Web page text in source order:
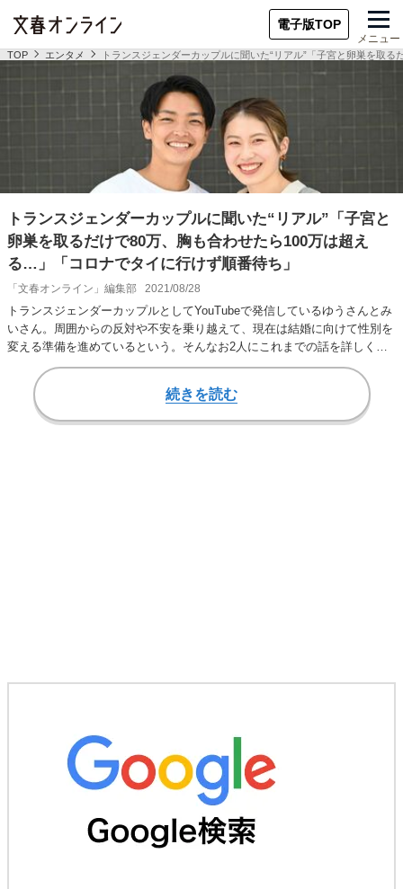
電子版TOP
メニュー
TOP エンタメ トランスジェンダーカップルに聞いた“リアル”「子宮と卵巣を取
トランスジェンダーカップルに聞いた“リアル”「子宮と
卵巣を取るだけで80万、胸も合わせたら100万は超え
る…」「コロナでタイに行けず順番待ち」
「文春オンライン」編集部 2021/08/28
トランスジェンダーカップルとしてYouTubeで発信しているゆうさんとみ
いさん。周囲からの反対や不安を乗り越えて、現在は結婚に向けて性別を
変える準備を進めているという。そんなお2人にこれまでの話を詳しく聞
いた。（全…
続きを読む